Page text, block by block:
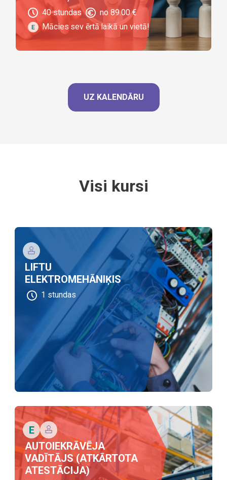
40 stundas no89.00€
Mācies sev ērtā laikā un vietā!
UZ KALENDĀRU
Visi kursi
LIFTU
ELEKTROMEHĀNIĶIS
1 stundas
AUTOIEKRĀVĒJA
VADĪTĀJS (ATKĀRTOTA
ATESTĀCIJA)